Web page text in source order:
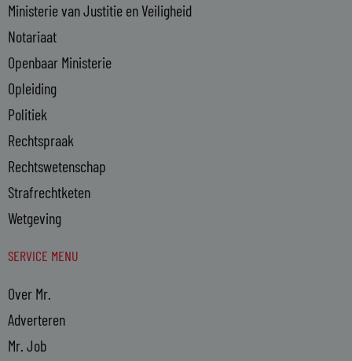
Ministerie van Justitie en Veiligheid
Notariaat
Openbaar Ministerie
Opleiding
Politiek
Rechtspraak
Rechtswetenschap
Strafrechtketen
Wetgeving
SERVICE MENU
Over Mr.
Adverteren
Mr. Job